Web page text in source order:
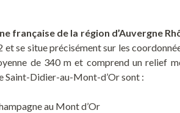
française de la région d’Auvergne
et se situe précisément sur les
de 340 m et comprend un relief
Saint-Didier-au-Mont-d’Or sont :
au Mont d’Or